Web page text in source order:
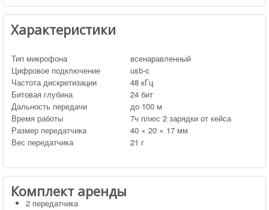
Характеристики
Тип микрофона
всенаравленный
Цифровое подключение
usb-c
Частота дискретизации
48 кГц
Битовая глубина
24 бит
Дальность передачи
до 100 м
Время работы
7ч плюс 2 зарядки от кейса
Размер передатчика
40 × 20 × 17 мм
Вес передатчика
21 г
Комплект аренды
2 передатчика